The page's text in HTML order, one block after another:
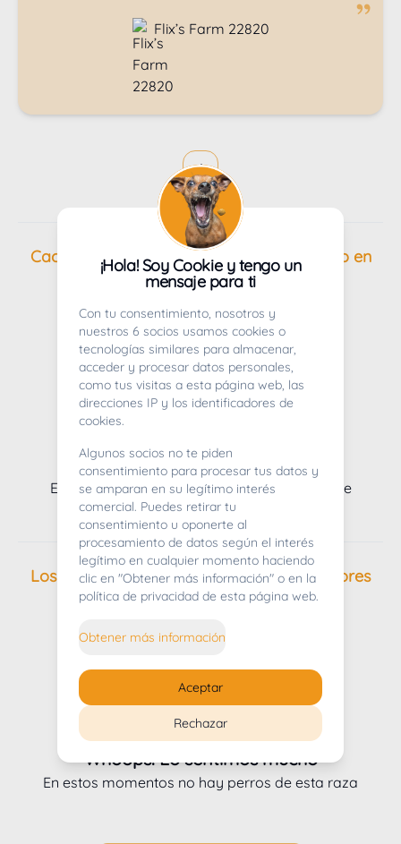
Flix’s Farm 22820
1
Cachorros en venta de Pastor blanco suizo en
Tarragona
Whoops! Lo sentimos mucho
En estos momentos no tenemos camadas de
cachorros disponibles
Los Pastor blanco suizo de nuestros criadores
Whoops! Lo sentimos mucho
En estos momentos no hay perros de esta raza
¡Hola! Soy Cookie y tengo un
mensaje para ti
Con tu consentimiento, nosotros y
nuestros 6 socios usamos cookies o
tecnologías similares para almacenar,
acceder y procesar datos personales,
como tus visitas a esta página web, las
direcciones IP y los identificadores de
cookies.
Algunos socios no te piden
consentimiento para procesar tus datos y
se amparan en su legítimo interés
comercial. Puedes retirar tu
consentimiento u oponerte al
procesamiento de datos según el interés
legítimo en cualquier momento haciendo
clic en "Obtener más información" o en la
política de privacidad de esta página web.
Obtener más información
Rechazar
Aceptar